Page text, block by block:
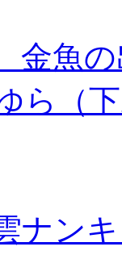
金魚
ら（
ナン